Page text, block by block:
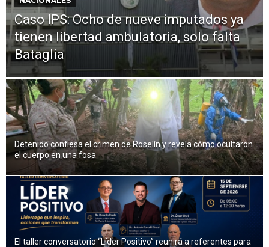
con fondo falso en Santa Rita
Caso IPS: Ocho de nueve imputados ya
tienen libertad ambulatoria, solo falta
Bataglia
Detenido confiesa el crimen de Roselín y revela cómo ocultaron
el cuerpo en una fosa
El taller conversatorio “Líder Positivo” reunirá a referentes para